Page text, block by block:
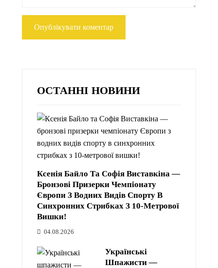
ОСТАННІ НОВИНИ
Ксенія Байло Та Софія Виставкіна —
Бронзові Призерки Чемпіонату
Європи З Водних Видів Спорту В
Синхронних Стрибках З 10-Метрової
Вишки!
04.08.2026
Українські
Шпажисти —